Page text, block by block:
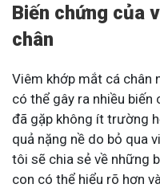
Biến chứng của
chân
Viêm khớp mắt cá chân
có thể gây ra nhiều
đã gặp không ít trường
quả nặng nề do bỏ qua
tôi sẽ chia sẻ về những
con có thể hiểu rõ hơn